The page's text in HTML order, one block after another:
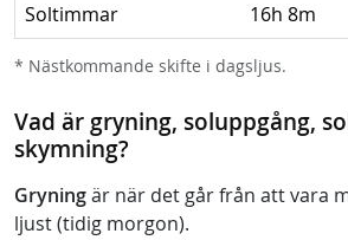
Soltimmar 16h 8m
* Nästkommande skifte i dagsljus.
Vad är gryning, soluppgång,
skymning?
Gryningär när det går från att vara
ljust (tidig morgon).